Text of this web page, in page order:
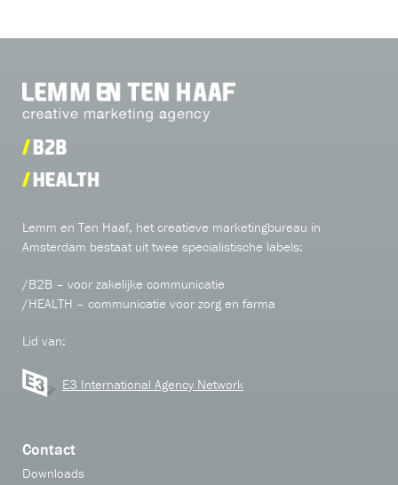
Lemm en Ten Haaf, het creatieve marketingbureau in
Amsterdam bestaat uit twee specialistische labels:
/B2B – voor zakelijke communicatie
/HEALTH – communicatie voor zorg en farma
Lid van:
E3 International Agency Network
Contact
Downloads